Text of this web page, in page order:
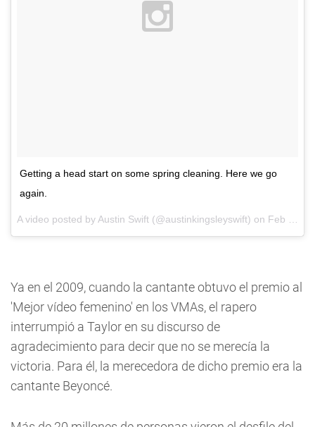
Getting a head start on some spring cleaning. Here we go
again.
A video posted by Austin Swift (@austinkingsleyswift) on Feb 11, 2016 at 4:17pm PST
Ya en el 2009, cuando la cantante obtuvo el premio al
'Mejor vídeo femenino' en los VMAs, el rapero
interrumpió a Taylor en su discurso de
agradecimiento para decir que no se merecía la
victoria. Para él, la merecedora de dicho premio era la
cantante Beyoncé.